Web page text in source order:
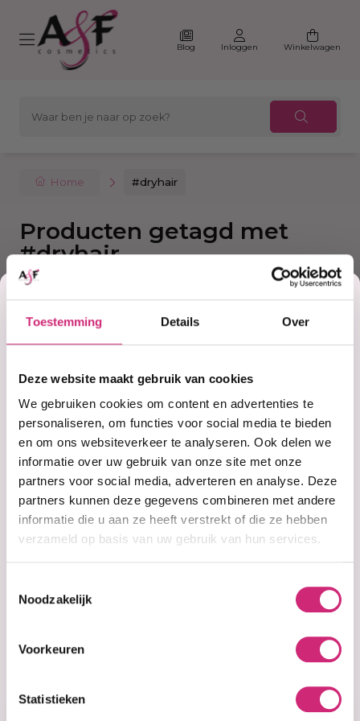
Toestemming Details Over
Deze website maakt gebruik van cookies
We gebruiken cookies om content en advertenties te
personaliseren, om functies voor social media te bieden
en om ons websiteverkeer te analyseren. Ook delen we
informatie over uw gebruik van onze site met onze
partners voor social media, adverteren en analyse. Deze
partners kunnen deze gegevens combineren met andere
informatie die u aan ze heeft verstrekt of die ze hebben
verzameld op basis van uw gebruik van hun services.
Noodzakelijk
Voorkeuren
Statistieken
Blog Inloggen Winkelwagen
Home #dryhair
Producten getagd met
#dryhair
Sorteer
Op voorraad
Korting
op je
eerste
bestelling